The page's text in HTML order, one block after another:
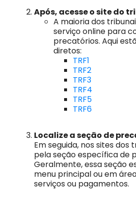
Após, acesse o site do
A maioria dos
serviço online para
precatórios. Aqui
diretos:
TRF1
TRF2
TRF3
TRF4
TRF5
TRF6
Localize a seção de
Em seguida, nos sites dos
pela seção específica de
Geralmente, essa seção
menu principal ou em
serviços ou pagamentos.